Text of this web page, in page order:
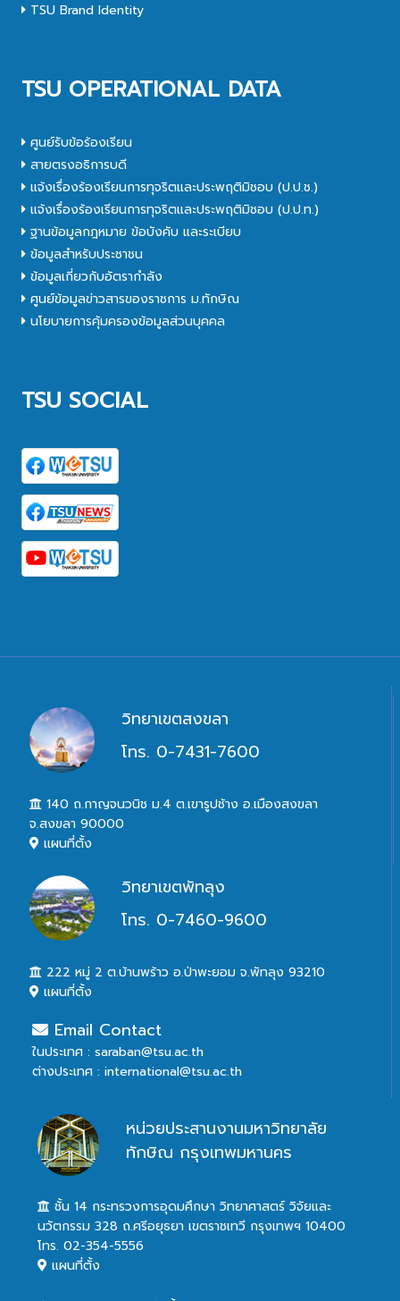
TSU Brand Identity
TSU OPERATIONAL DATA
ศูนย์รับข้อร้องเรียน
สายตรงอธิการบดี
แจ้งเรื่องร้องเรียนการทุจริตและประพฤติมิชอบ (ป.ป.ช.)
แจ้งเรื่องร้องเรียนการทุจริตและประพฤติมิชอบ (ป.ป.ท.)
ฐานข้อมูลกฎหมาย ข้อบังคับ และระเบียบ
ข้อมูลสำหรับประชาชน
ข้อมูลเกี่ยวกับอัตรากำลัง
ศูนย์ข้อมูลข่าวสารของราชการ ม.ทักษิณ
นโยบายการคุ้มครองข้อมูลส่วนบุคคล
TSU SOCIAL
วิทยาเขตสงขลา
โทร. 0-7431-7600
140 ถ.กาญจนวนิช ม.4 ต.เขารูปช้าง อ.เมืองสงขลา
จ.สงขลา 90000
แผนที่ตั้ง
วิทยาเขตพัทลุง
โทร. 0-7460-9600
222 หมู่ 2 ต.บ้านพร้าว อ.ป่าพะยอม จ.พัทลุง 93210
แผนที่ตั้ง
Email Contact
ในประเทศ : saraban@tsu.ac.th
ต่างประเทศ : international@tsu.ac.th
หน่วยประสานงานมหาวิทยาลัย
ทักษิณ กรุงเทพมหานคร
ชั้น 14 กระทรวงการอุดมศึกษา วิทยาศาสตร์ วิจัยและ
นวัตกรรม 328 ถ.ศรีอยุธยา เขตราชเทวี กรุงเทพฯ 10400
โทร. 02-354-5556
แผนที่ตั้ง